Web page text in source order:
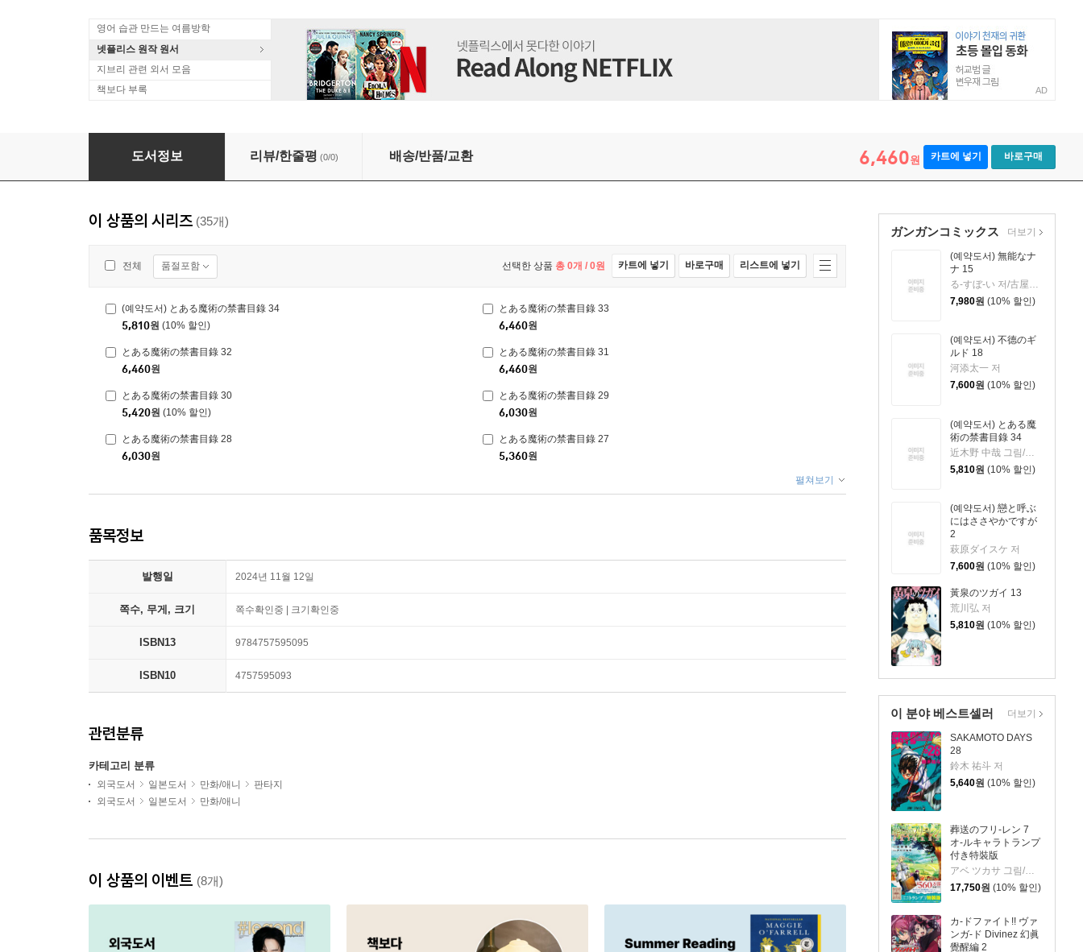
영어 습관 만드는 여름방학
넷플리스 원작 원서
지브리 관련 외서 모음
책보다 부록
AD
とある魔術の禁書目錄 31
도서정보 리뷰/한줄평 (0/0) 배송/반품/교환 6,460원 카트에 넣기 바로구매
ガンガンコミックス
(예약도서) 無能なナ
ナ 15
る-すぼ-い 저/古屋庵 저
7,980원 (10% 할인)
(예약도서) 不德のギ
ルド 18
河添太一 저
7,600원 (10% 할인)
(예약도서) とある魔
術の禁書目錄 34
近木野 中哉 그림/鎌池 和馬 원작
5,810원 (10% 할인)
(예약도서) 戀と呼ぶ
にはささやかですが
2
萩原ダイスケ 저
7,600원 (10% 할인)
黃泉のツガイ 13
荒川弘 저
5,810원 (10% 할인)
더보기
이 분야 베스트셀러
SAKAMOTO DAYS
28
鈴木 祐斗 저
5,640원 (10% 할인)
葬送のフリ-レン 7
オ-ルキャラトランプ
付き特裝版
アベ ツカサ 그림/山田 鐘人 원작
17,750원 (10% 할인)
カ-ドファイト!! ヴァ
ンガ-ド Divinez 幻眞
覺醒編 2
더보기
이 상품의 시리즈 (35개)
전체 품절포함 선택한 상품 총 0개 / 0원 카트에 넣기 바로구매 리스트에 넣기
(예약도서) とある魔術の禁書目錄 34
5,810원 (10% 할인)
とある魔術の禁書目錄 33
6,460원
とある魔術の禁書目錄 32
6,460원
とある魔術の禁書目錄 31
6,460원
とある魔術の禁書目錄 30
5,420원 (10% 할인)
とある魔術の禁書目錄 29
6,030원
とある魔術の禁書目錄 28
6,030원
とある魔術の禁書目錄 27
5,360원
펼쳐보기
품목정보
발행일 2024년 11월 12일
쪽수, 무게, 크기 쪽수확인중 | 크기확인중
ISBN13 9784757595095
ISBN10 4757595093
관련분류
카테고리 분류
외국도서 일본도서 만화/애니
판타지
외국도서
일본도서 만화/애니
이 상품의 이벤트 (8개)